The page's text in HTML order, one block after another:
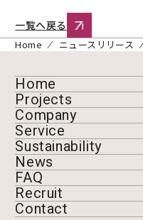
一覧へ戻る
Home ニュースリリース
Home
Projects
Company
Service
Sustainability
News
FAQ
Recruit
Contact